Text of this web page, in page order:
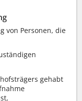
von Personen, die
gehabt